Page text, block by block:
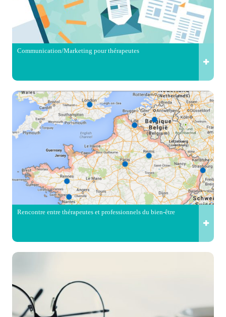
Communication/Marketing pour thérapeutes
Rencontre entre thérapeutes et professionnels du bien-être